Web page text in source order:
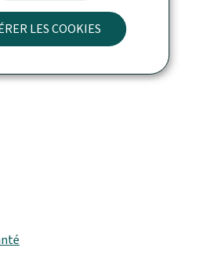
LES COOKIES
Mo
- 5,52 MO)